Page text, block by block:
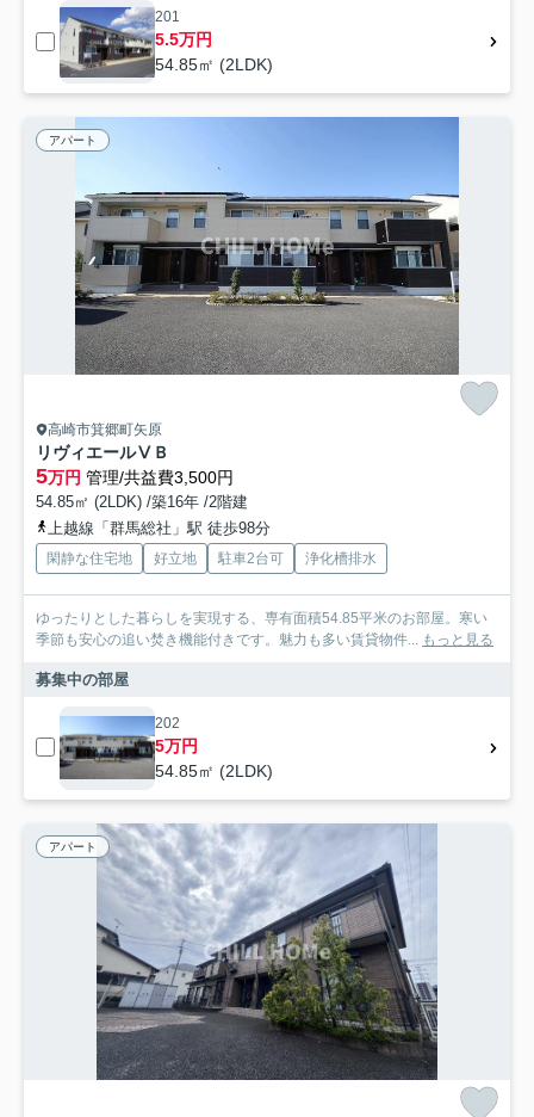
201
5.5万円
54.85㎡ (2LDK)
アパート
高崎市箕郷町矢原
リヴィエールⅤＢ
5万円 管理/共益費3,500円
54.85㎡ (2LDK) /築16年 /2階建
上越線「群馬総社」駅 徒歩98分
閑静な住宅地 好立地 駐車2台可 浄化槽排水
ゆったりとした暮らしを実現する、専有面積54.85平米のお部屋。寒い
季節も安心の追い焚き機能付きです。魅力も多い賃貸物件...
もっと見る
募集中の部屋
202
5万円
54.85㎡ (2LDK)
アパート